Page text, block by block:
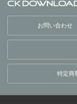
ョンが運営する公式動画配
信サイト
お問い合わせ
特定商